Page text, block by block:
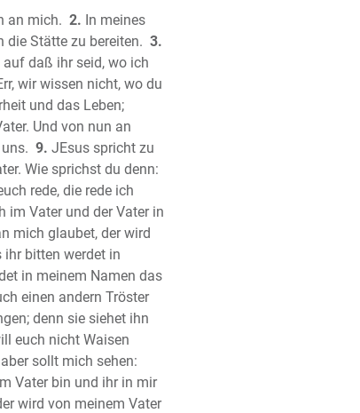
der Könige
der Könige
der Chronik
der Chronik
(Ijob)
(Kohelet)
Jeremias
(Ezechiel)
an mich. 2. In meines
die Stätte zu bereiten. 3.
daß ihr seid, wo ich
wir wissen nicht, wo du
und das Leben;
Und von nun an
9. JEsus spricht zu
Wie sprichst du denn:
rede, die rede ich
im Vater und der Vater in
mich glaubet, der wird
ihr bitten werdet in
in meinem Namen das
einen andern Tröster
denn sie siehet ihn
euch nicht Waisen
sollt mich sehen:
Vater bin und ihr in mir
wird von meinem Vater